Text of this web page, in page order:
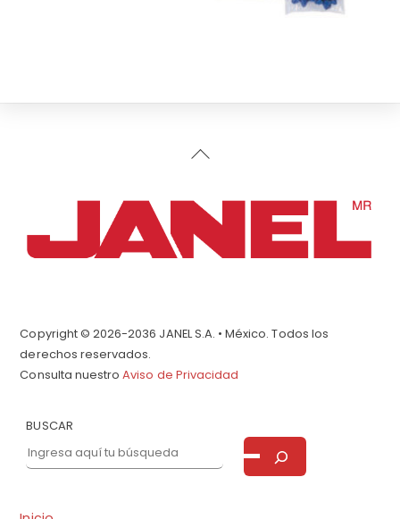
Back
Copyright © 2026-2036 JANEL S.A. • México. Todos los
derechos reservados.
Consulta nuestroAviso de Privacidad
BUSCAR